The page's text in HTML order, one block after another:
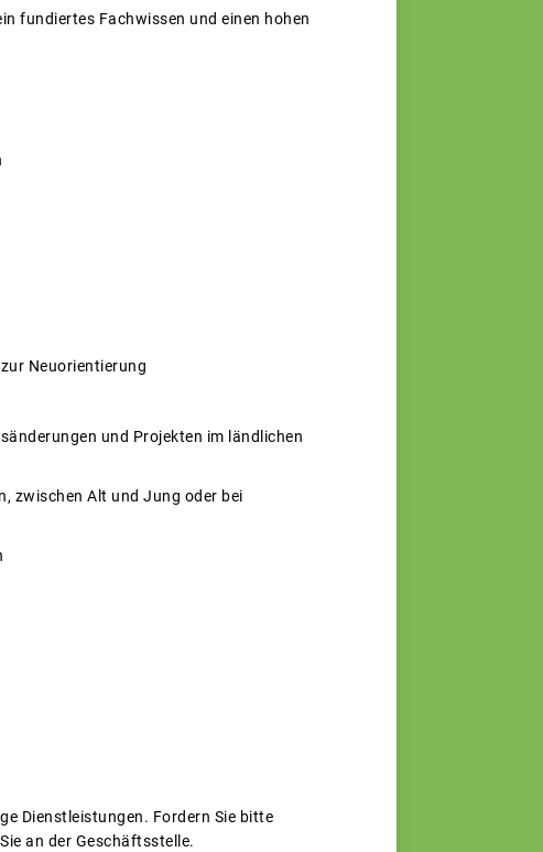
fundiertes Fachwissen und einen hohen
Neuorientierung
und Projekten im ländlichen
zwischen Alt und Jung oder bei
Dienstleistungen. Fordern Sie bitte
an der Geschäftsstelle.